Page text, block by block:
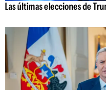
Las últimas elecciones de